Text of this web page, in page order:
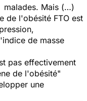
malades. Mais (…)
de l'obésité FTO est
de masse
pas effectivement
de l'obésité"
une